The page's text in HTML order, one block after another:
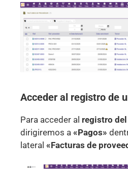
Acceder al registro de
Para acceder al registro del
dirigiremos a «Pagos»
lateral «Facturas de